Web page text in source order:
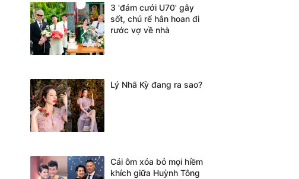
3 'đám cưới U70' gây
sốt, chú rể hân hoan đi
rước vợ về nhà
Lý Nhã Kỳ đang ra sao?
Cái ôm xóa bỏ mọi hiềm
khích giữa Huỳnh Tông